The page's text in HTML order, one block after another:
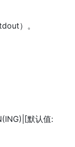
）。
默认值: